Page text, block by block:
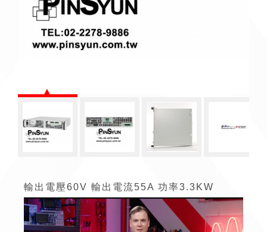
輸出電壓60V 輸出電流55A 功率3.3KW